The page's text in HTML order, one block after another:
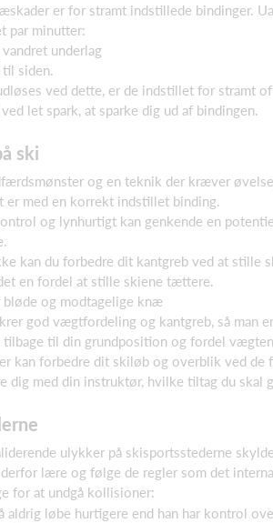
er for stramt indstillede bindinger.
par minutter:
underlag
til siden.
ved dette, er de indstillet for stramt
let spark, at sparke dig ud af bindingen.
ski
og en teknik der kræver
er med en korrekt indstillet binding.
og lynhurtigt kan genkende en
kan du forbedre dit kantgreb ved at stille
en fordel at stille skiene tættere.
og modtagelige knæ
god vægtfordeling og kantgreb, så man
tilbage til din grundposition og fordel
kan forbedre dit skiløb og overblik ved
dig med din instruktør, hvilke tiltag du skal
ulykker på skisportsstederne
lære og følge de regler som det
for at undgå kollisioner:
aldrig løbe hurtigere end han har kontrol